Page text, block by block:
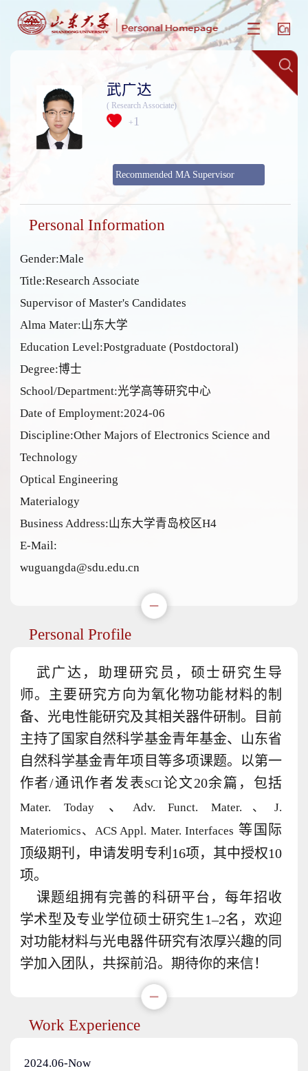
武广达
( Research Associate)
+ 1
Recommended MA Supervisor
Personal Information
Gender:Male
Title:Research Associate
Supervisor of Master's Candidates
Alma Mater:山东大学
Education Level:Postgraduate (Postdoctoral)
Degree:博士
School/Department:光学高等研究中心
Date of Employment:2024-06
Discipline:Other Majors of Electronics Science and
Technology
Optical Engineering
Materialogy
Business Address:山东大学青岛校区H4
E-Mail:
wuguangda@sdu.edu.cn
Personal Profile
武广达，助理研究员，硕士研究生导
师。主要研究方向为氧化物功能材料的制
备、光电性能研究及其相关器件研制。目前
主持了国家自然科学基金青年基金、山东省
自然科学基金青年项目等多项课题。以第一
作者/通讯作者发表SCI论文20余篇，包括
Mater. Today 、
Adv. Funct. Mater.、J.
Materiomics、ACS Appl. Mater. Interfaces 等国际
顶级期刊，申请发明专利16项，其中授权10
项。
课题组拥有完善的科研平台，每年招收
学术型及专业学位硕士研究生1–2名，欢迎
对功能材料与光电器件研究有浓厚兴趣的同
学加入团队，共探前沿。期待你的来信！
Work Experience
2024.06-Now